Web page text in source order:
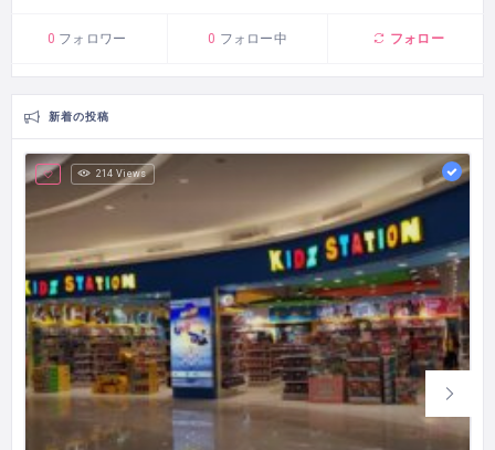
0 フォロワー 0 フォロー中 フォロー
新着の投稿
214 Views